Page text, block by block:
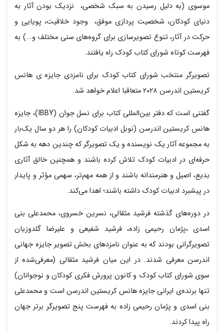
موسوی (به دلیل رسیدن به سبک شخصی، نزدیک بودن ‌آثار به
دنیای کودکان، شخصیت پردازی موفق، وجود خلاقیت، پویایی و
حرکت در آثار، تنوع تصویرسازی‌ برای گروه‌های سنی مختلف و...) به‌
فهرست کوتاه شورای کتاب کودک راه یافتند.
تصویرگر منتخب شورای کتاب کودک برای نامزدی جایزه ی هانس
کریستین اندرسن ۲۰۲۸ متعاقبا اعلام خواهد شد.
گفتنی است که دفتر بین‌المللی کتاب برای نسل جوان (IBBY)، جایزه
هانس کریستین اندرسن (نوبل ادبیات کودکان) را هر دو سال یک‌بار
به مجموعه آثار یک نویسنده و یک تصویرگر که چندین دهه به شکل
حرفه‌ای در ادبیات کودک تلاش کرده باشند و همچنین خالق آثاری
بدیع، اصیل و هنرمندانه باشند و از همه مهم‌تر، سهمی مؤثر و پایدار
در پیشبرد ادبیات کودک داشته باشند؛ اهدا می‌کند.
در دوره‌های گذشته فرشید مثقالی، نسرین خسروی، محمدعلی بنی
اسدی ،پژمان رحیمی زاده، فرشید شفیعی و علیرضا گلدوزیان
تصویرگرانی بودند که به عنوان نامزدهای بخش تصویر جایزه جهانی
اندرسن معرفی شدند. در این میان فرشید مثقالی (معرفی‌شده از
سوی شورای کتاب کودک و کانون پرورش فکری کودکان و نوجوانان)
تنها برنده‌ی ایرانی جایزه هانس کریستین اندرسن است و محمدعلی
بنی اسدی و پژمان رحیمی زاده به فهرست پنج تصویرگر برتر جهان
راه پیدا کردند.